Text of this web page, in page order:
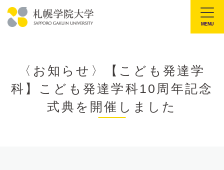
文
大
MENU
〈お知らせ〉【こども発達学
科】こども発達学科10周年記念
式典を開催しました